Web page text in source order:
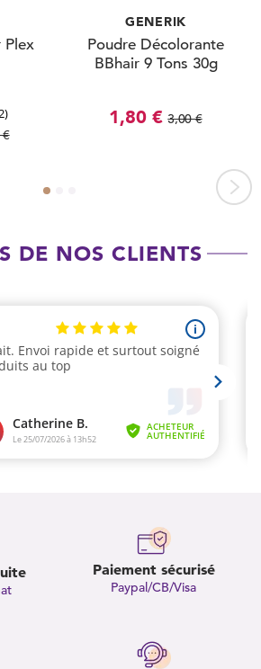
Plex
€
GENERIK
Poudre Décolorante
BBhair 9 Tons 30g
1,80 € 3,00 €
DE NOS CLIENTS
Paiement sécurisé
Paypal/CB/Visa